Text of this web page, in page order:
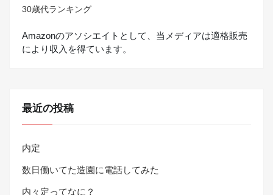
30歳代ランキング
Amazonのアソシエイトとして、当メディアは適格販売
により収入を得ています。
最近の投稿
内定
数日働いてた造園に電話してみた
内々定ってなに？